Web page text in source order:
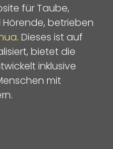
für Taube,
betrieben
. Dieses ist auf
bietet die
inklusive
mit